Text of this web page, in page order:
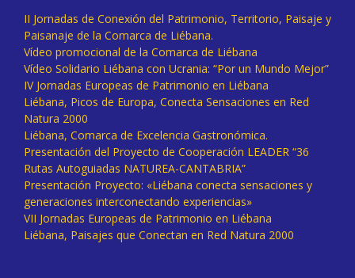
II Jornadas de Conexión del Patrimonio, Territorio, Paisaje y
Paisanaje de la Comarca de Liébana.
Vídeo promocional de la Comarca de Liébana
Vídeo Solidario Liébana con Ucrania: “Por un Mundo Mejor”
IV Jornadas Europeas de Patrimonio en Liébana
Liébana, Picos de Europa, Conecta Sensaciones en Red
Natura 2000
Liébana, Comarca de Excelencia Gastronómica.
Presentación del Proyecto de Cooperación LEADER “36
Rutas Autoguiadas NATUREA-CANTABRIA”
Presentación Proyecto: «Liébana conecta sensaciones y
generaciones interconectando experiencias»
VII Jornadas Europeas de Patrimonio en Liébana
Liébana, Paisajes que Conectan en Red Natura 2000